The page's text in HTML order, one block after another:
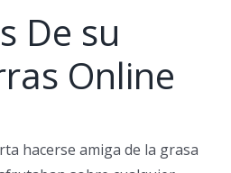
De su
Online
hacerse amiga de la grasa